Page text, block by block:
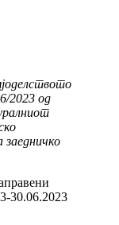
2023 од
заедничко
30.06.2023